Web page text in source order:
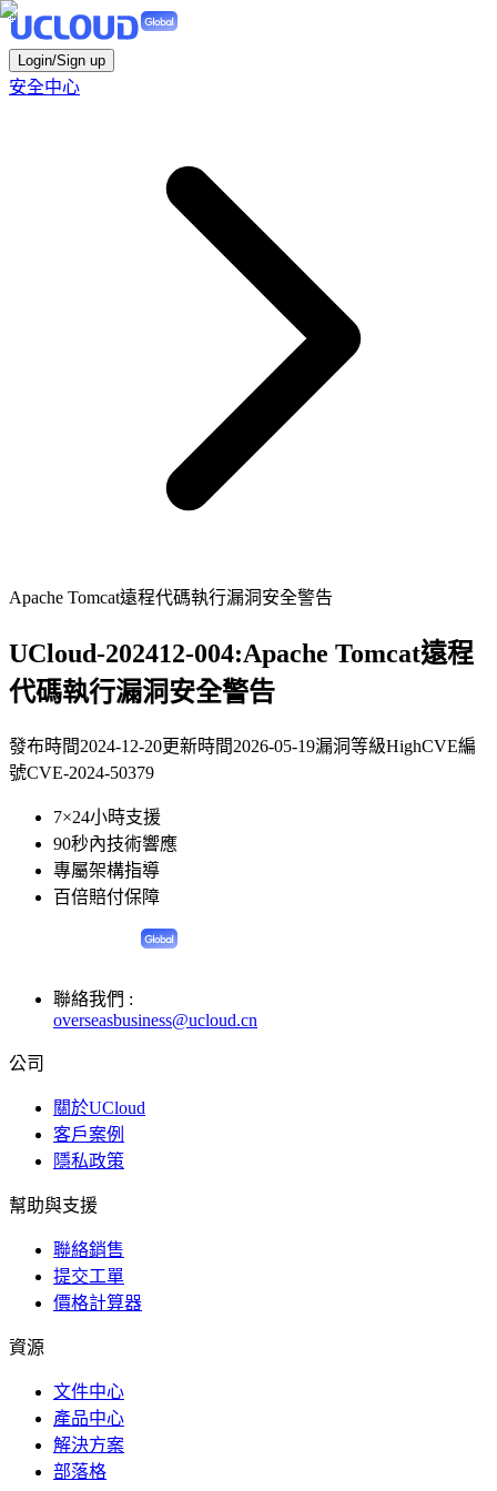
Login/Sign up
安全中心
Apache Tomcat遠程代碼執行漏洞安全警告
UCloud-202412-004:Apache Tomcat遠程
代碼執行漏洞安全警告
發布時間2024-12-20更新時間2026-05-19漏洞等級HighCVE編
號CVE-2024-50379
7×24小時支援
90秒內技術響應
專屬架構指導
百倍賠付保障
聯絡我們 :
overseasbusiness@ucloud.cn
公司
關於UCloud
客戶案例
隱私政策
幫助與支援
聯絡銷售
提交工單
價格計算器
資源
文件中心
產品中心
解決方案
部落格